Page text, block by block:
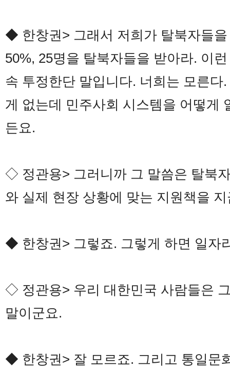
◆ 한창권> 그래서 저희가 탈북자들
50%, 25명을 탈북자들을 받아라. 이
속 투정한단 말입니다. 너희는 모른
게 없는데 민주사회 시스템을 어떻게
든요.
◇ 정관용> 그러니까 그 말씀은 탈북
와 실제 현장 상황에 맞는 지원책을
◆ 한창권> 그렇죠. 그렇게 하면 일자
◇ 정관용> 우리 대한민국 사람들은
말이군요.
◆ 한창권> 잘 모르죠. 그리고 통일문